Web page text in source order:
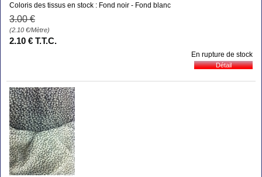
Coloris des tissus en stock : Fond noir - Fond blanc
3.00 €
(2.10 €/Mètre)
2.10 € T.T.C.
En rupture de stock